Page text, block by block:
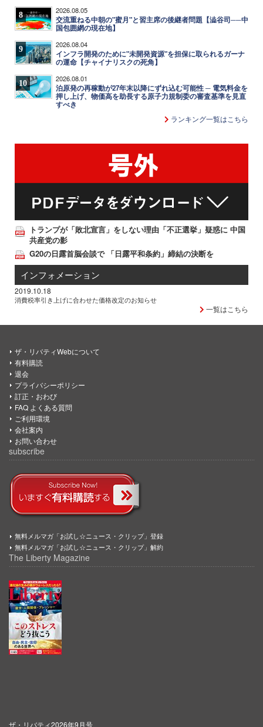
8 2026.08.05
交流重ねる中朝の"蜜月"と習主席の後継者問題【澁谷司──中
国包囲網の現在地】
9 2026.08.04
インフラ開発のために"未開発資源"を担保に取られるガーナ
の運命【チャイナリスクの死角】
10 2026.08.01
泊原発の再稼動が27年末以降にずれ込む可能性 ─ 電気料金を
押し上げ、物価高を助長する原子力規制委の審査基準を見直
すべき
ランキング一覧はこちら
トランプが「敗北宣言」をしない理由「不正選挙」疑惑に 中国
共産党の影
G20の日露首脳会談で 「日露平和条約」締結の決断を
インフォメーション
2019.10.18
消費税率引き上げに合わせた価格改定のお知らせ
一覧はこちら
ザ・リバティWebについて
有料購読
退会
プライバシーポリシー
訂正・おわび
FAQ よくある質問
ご利用環境
会社案内
お問い合わせ
subscribe
無料メルマガ「お試し☆ニュース・クリップ」登録
無料メルマガ「お試し☆ニュース・クリップ」解約
The Liberty Magazine
ザ・リバティ2026年9月号